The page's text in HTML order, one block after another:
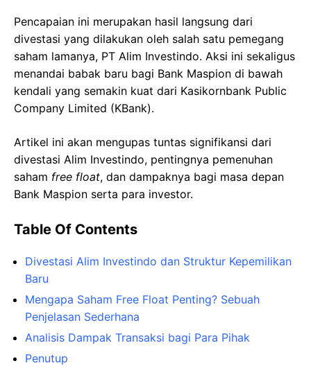
Pencapaian ini merupakan hasil langsung dari
divestasi yang dilakukan oleh salah satu pemegang
saham lamanya, PT Alim Investindo. Aksi ini sekaligus
menandai babak baru bagi Bank Maspion di bawah
kendali yang semakin kuat dari Kasikornbank Public
Company Limited (KBank).
Artikel ini akan mengupas tuntas signifikansi dari
divestasi Alim Investindo, pentingnya pemenuhan
saham free float, dan dampaknya bagi masa depan
Bank Maspion serta para investor.
Table Of Contents
Divestasi Alim Investindo dan Struktur Kepemilikan
Baru
Mengapa Saham Free Float Penting? Sebuah
Penjelasan Sederhana
Analisis Dampak Transaksi bagi Para Pihak
Penutup